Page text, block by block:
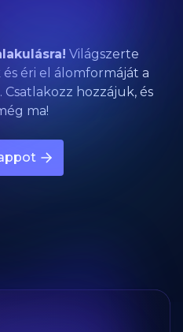
Világszerte
éri el álomformáját a
hozzájuk, és
ma!